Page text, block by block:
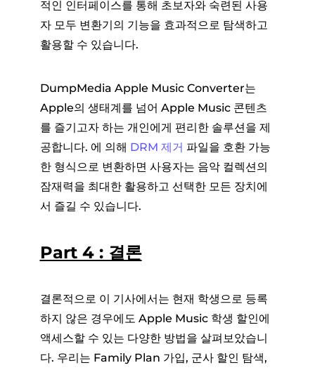
적인 인터페이스를 통해 초보자와 숙련된 사용
자 모두 변환기의 기능을 효과적으로 탐색하고
활용할 수 있습니다.
DumpMedia Apple Music Converter는
Apple의 생태계를 넘어 Apple Music 콘텐츠
를 즐기고자 하는 개인에게 편리한 솔루션을 제
공합니다. 에 의해 DRM 제거 파일을 호환 가능
한 형식으로 변환하면 사용자는 음악 컬렉션의
잠재력을 최대한 활용하고 선택한 모든 장치에
서 즐길 수 있습니다.
Part 4 : 결론
결론적으로 이 기사에서는 현재 학생으로 등록
하지 않은 경우에도 Apple Music 학생 할인에
액세스할 수 있는 다양한 방법을 살펴보았습니
다. 우리는 Family Plan 가입, 군사 할인 탐색,